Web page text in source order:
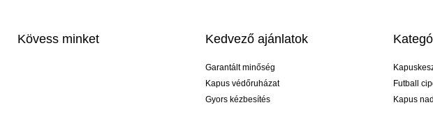
Kövess minket Kedvező ajánlatok
Garantált minőség
Kapus védőruházat
Gyors kézbesítés
Futball
Kapus